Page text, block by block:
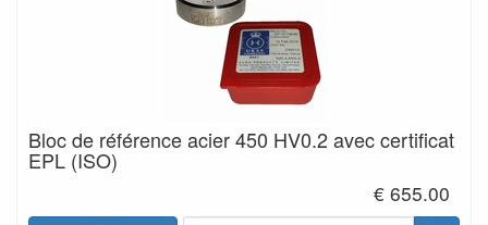
Bloc de référence acier 450 HV0.2 avec certificat
EPL (ISO)
€ 655.00